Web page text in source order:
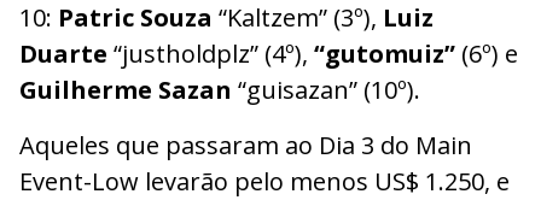
10: Patric Souza “Kaltzem” (3º), Luiz
Duarte “justholdplz” (4º), “gutomuiz” (6º) e
Guilherme Sazan “guisazan” (10º).
Aqueles que passaram ao Dia 3 do Main
Event-Low levarão pelo menos US$ 1.250, e